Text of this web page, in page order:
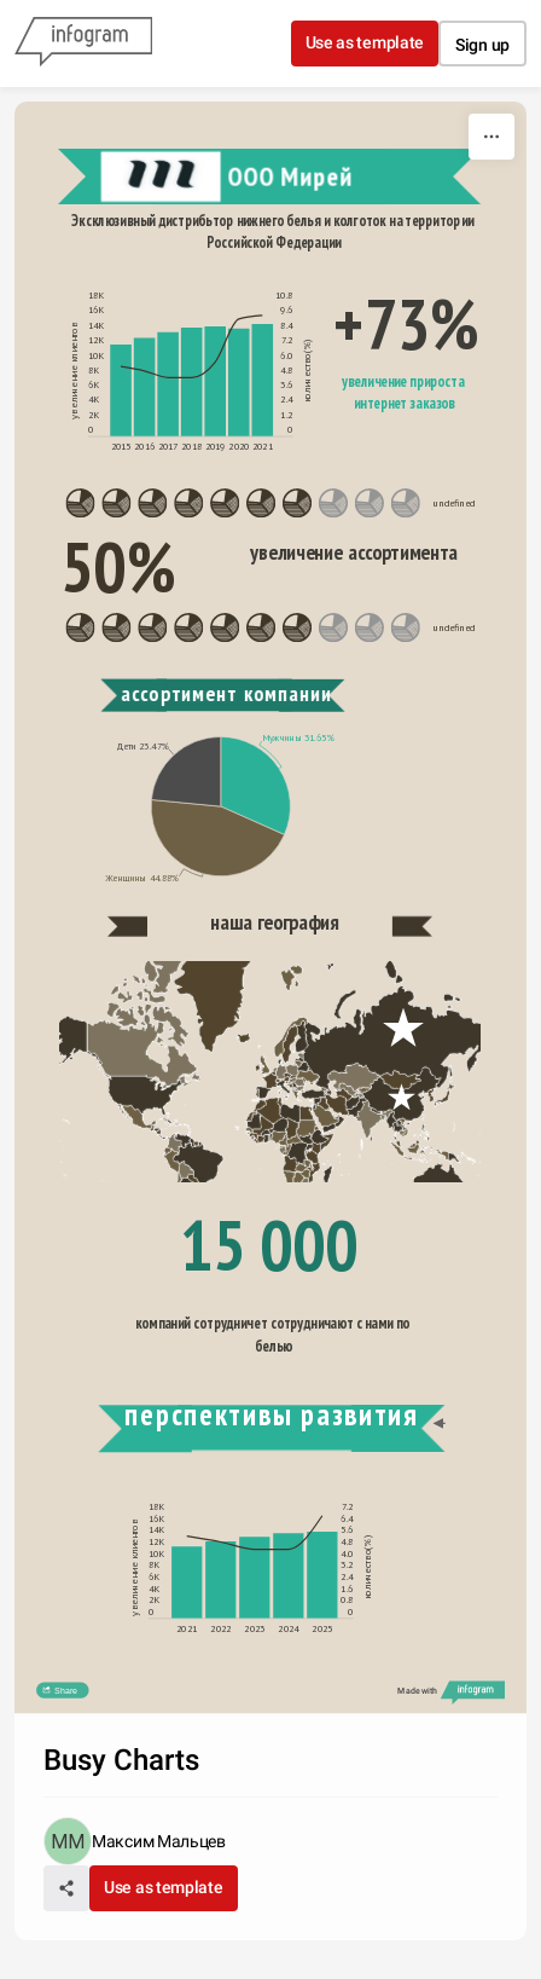
Skip to content
Use as template Sign up
ООО Мирей
Эксклюзивный дистрибьтор нижнего белья и колготок на территории
Российской Федерации
0
2K
4K
6K
8K
10K
12K
14K
16K
18K
0
1.2
2.4
3.6
4.8
6.0
7.2
8.4
9.6
10.8
2015 2016 2017 2018 2019 2020 2021
увеличение клиентов количество(%)
+73%
увеличение прироста
интернет заказов
undefined
50% увеличение ассортимента
undefined
ассортимент компании
Мужчины 31.65%
Женщины 44.88%
Дети 23.47%
наша география
15 000
компаний сотрудничет сотрудничают с нами по
белью
перспективы развития
0
2K
4K
6K
8K
10K
12K
14K
16K
18K
0
0.8
1.6
2.4
3.2
4.0
4.8
5.6
6.4
7.2
2021 2022 2023 2024 2025
увеличение клиентов количество(%)
Share Made with
Busy Charts
Максим Мальцев
Use as template